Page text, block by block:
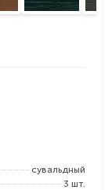
сувальдный
3 шт.